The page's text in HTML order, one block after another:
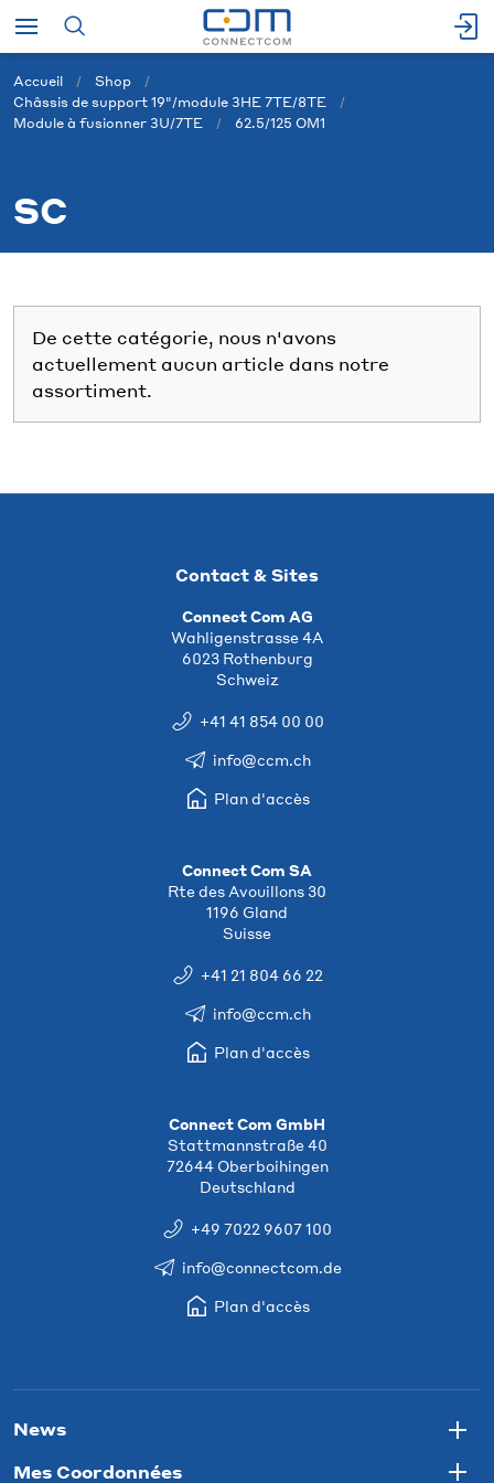
Accueil
Shop
Châssis de support 19"/module 3HE 7TE/8TE
Module à fusionner 3U/7TE
62.5/125 OM1
SC
De cette catégorie, nous n'avons
actuellement aucun article dans notre
assortiment.
Contact & Sites
Connect Com AG
Wahligenstrasse 4A
6023 Rothenburg
Schweiz
+41 41 854 00 00
info@ccm.ch
Plan d'accès
Connect Com SA
Rte des Avouillons 30
1196 Gland
Suisse
+41 21 804 66 22
info@ccm.ch
Plan d'accès
Connect Com GmbH
Stattmannstraße 40
72644 Oberboihingen
Deutschland
+49 7022 9607 100
info@connectcom.de
Plan d'accès
News
Mes Coordonnées